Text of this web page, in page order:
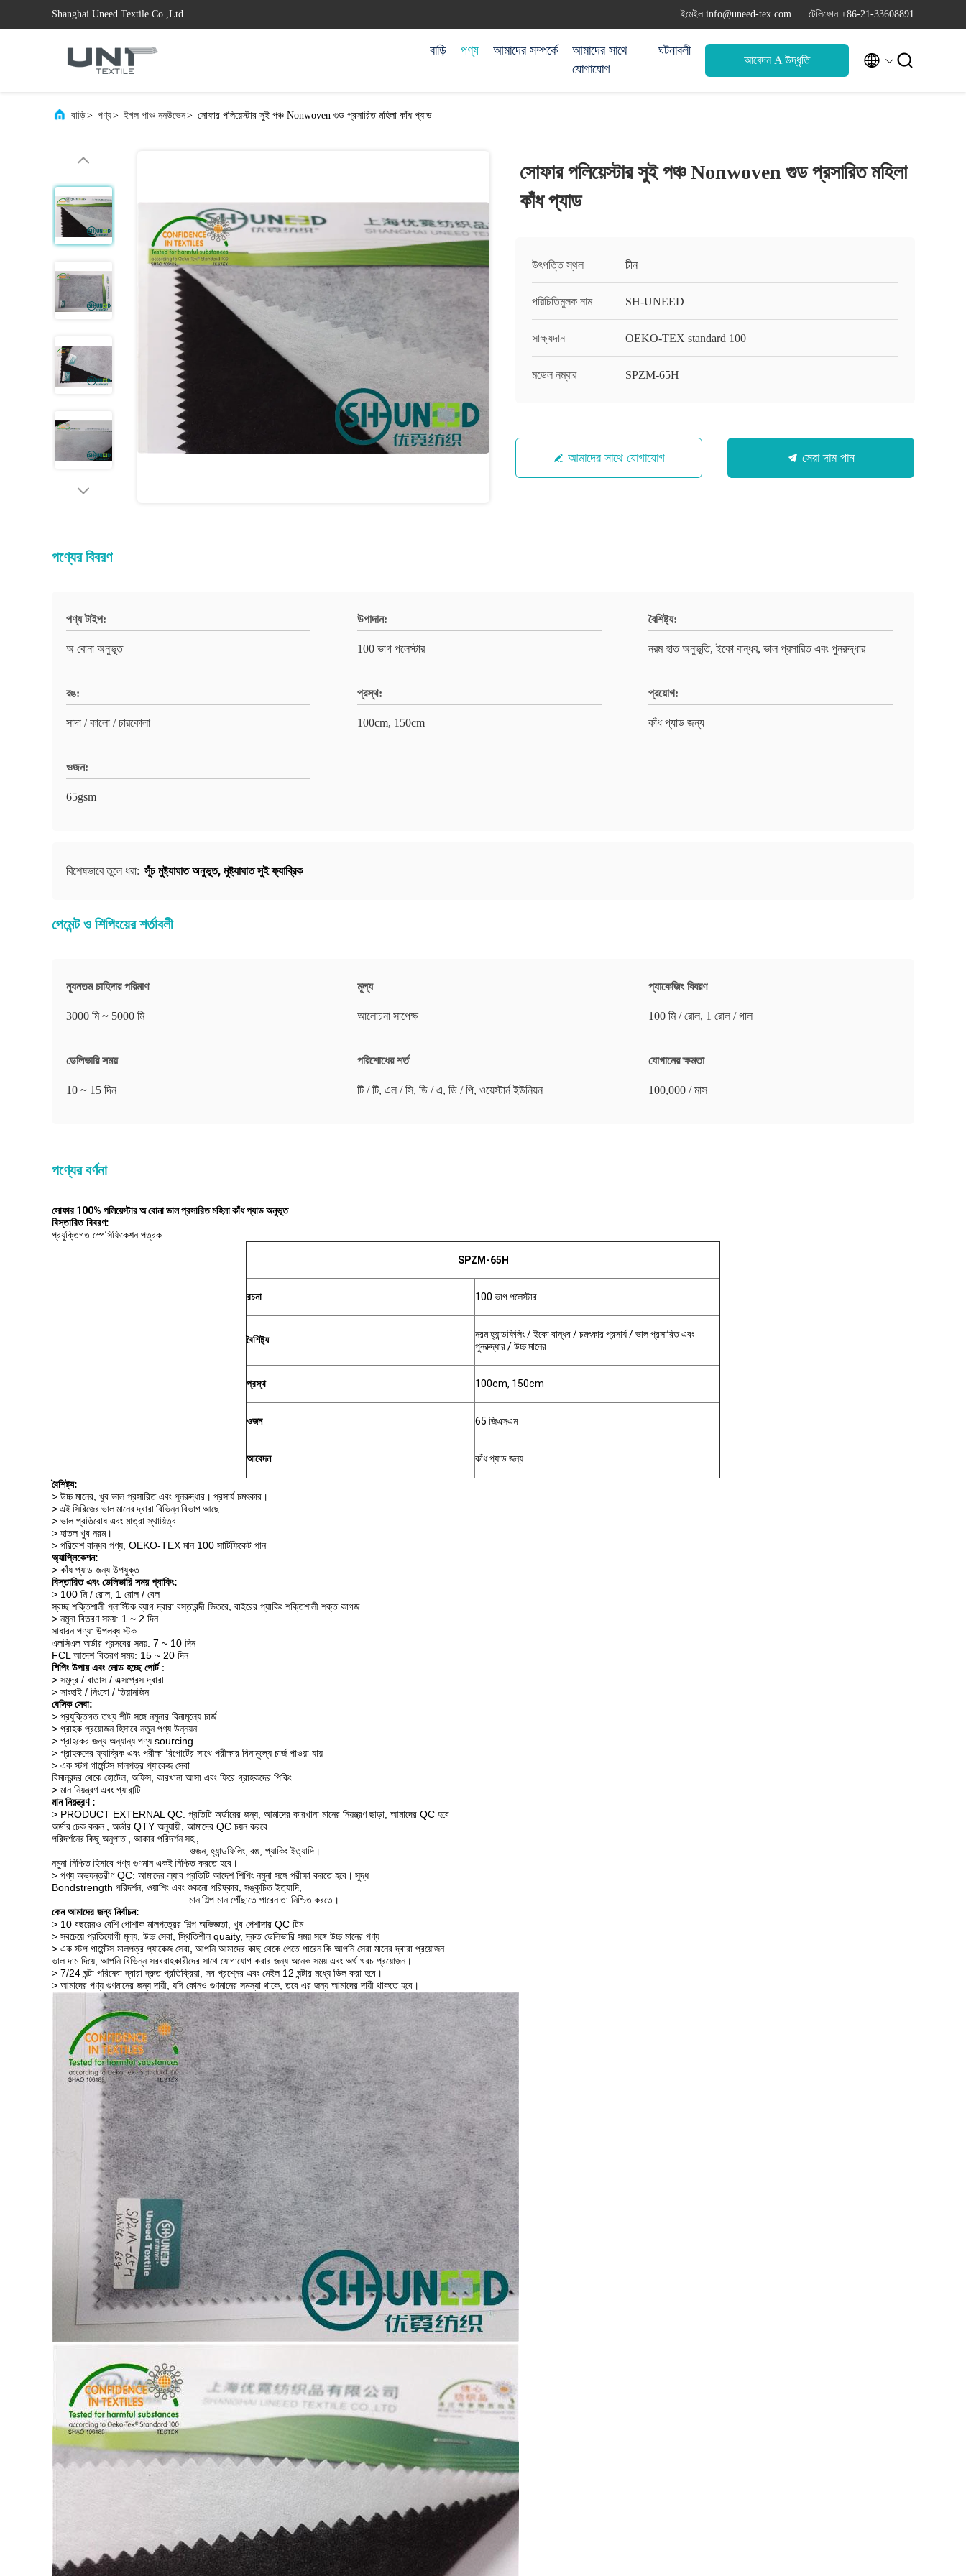
Shanghai Uneed Textile Co.,Ltd ইমেইল info@uneed-tex.com টেলিফোন +86-21-33608891
বাড়ি পণ্য আমাদের সম্পর্কে
আমাদের সাথে
যোগাযোগ
ঘটনাবলী
আবেদন A উদ্ধৃতি  
বাড়ি> পণ্য> ইগল পাঞ্চ ননউভেন> সোফার পলিয়েস্টার সুই পঞ্চ Nonwoven গুড প্রসারিত মহিলা কাঁধ প্যাড
সোফার পলিয়েস্টার সুই পঞ্চ Nonwoven গুড প্রসারিত মহিলা
কাঁধ প্যাড
উৎপত্তি স্থল চীন
পরিচিতিমুলক নাম SH-UNEED
সাক্ষ্যদান OEKO-TEX standard 100
মডেল নম্বার SPZM-65H
আমাদের সাথে যোগাযোগ সেরা দাম পান
পণ্যের বিবরণ
পণ্য টাইপ:
অ বোনা অনুভূত
উপাদান:
100 ভাগ পলেস্টার
বৈশিষ্ট্য:
নরম হাত অনুভূতি, ইকো বান্ধব, ভাল প্রসারিত এবং পুনরুদ্ধার
রঙ:
সাদা / কালো / চারকোলা
প্রস্থ:
100cm, 150cm
প্রয়োগ:
কাঁধ প্যাড জন্য
ওজন:
65gsm
বিশেষভাবে তুলে ধরা: সূঁচ মুষ্ট্যাঘাত অনুভূত, মুষ্ট্যাঘাত সুই ফ্যাব্রিক
পেমেন্ট ও শিপিংয়ের শর্তাবলী
ন্যূনতম চাহিদার পরিমাণ
3000 মি ~ 5000 মি
মূল্য
আলোচনা সাপেক্ষ
প্যাকেজিং বিবরণ
100 মি / রোল, 1 রোল / গাল
ডেলিভারি সময়
10 ~ 15 দিন
পরিশোধের শর্ত
টি / টি, এল / সি, ডি / এ, ডি / পি, ওয়েস্টার্ন ইউনিয়ন
যোগানের ক্ষমতা
100,000 / মাস
পণ্যের বর্ণনা
সোফার 100% পলিয়েস্টার অ বোনা ভাল প্রসারিত মহিলা কাঁধ প্যাড অনুভূত
বিস্তারিত বিবরণ:
প্রযুক্তিগত স্পেসিফিকেশন পত্রক
SPZM-65H
রচনা 100 ভাগ পলেস্টার
বৈশিষ্ট্য
নরম হ্যান্ডফিলিং / ইকো বান্ধব / চমৎকার প্রসার্য / ভাল প্রসারিত এবং
পুনরুদ্ধার / উচ্চ মানের
প্রস্থ 100cm, 150cm
ওজন 65 জিএসএম
আবেদন কাঁধ প্যাড জন্য
বৈশিষ্ট্য:
> উচ্চ মানের, খুব ভাল প্রসারিত এবং পুনরুদ্ধার। প্রসার্য চমৎকার।
>এই সিরিজের ভাল মানের দ্বারা বিভিন্ন বিভাগ আছে
> ভাল প্রতিরোধ এবং মাত্রা স্থায়িত্ব
> হাতল খুব নরম।
> পরিবেশ বান্ধব পণ্য, OEKO-TEX মান 100 সার্টিফিকেট পান
অ্যাপ্লিকেশন:
> কাঁধ প্যাড জন্য উপযুক্ত
বিস্তারিত এবং ডেলিভারি সময় প্যাকিং:
> 100 মি / রোল, 1 রোল / বেল
স্বচ্ছ শক্তিশালী প্লাস্টিক ব্যাগ দ্বারা বস্তাবন্দী ভিতরে, বাইরের প্যাকিং শক্তিশালী শক্ত কাগজ
> নমুনা বিতরণ সময়: 1 ~ 2 দিন
সাধারন পণ্য: উপলব্ধ স্টক
এলসিএল অর্ডার প্রসবের সময়: 7 ~ 10 দিন
FCL আদেশ বিতরণ সময়: 15 ~ 20 দিন
শিপিং উপায় এবং লোড হচ্ছে পোর্ট:
> সমুদ্র / বাতাস / এক্সপ্রেস দ্বারা
> সাংহাই / নিংবো / তিয়ানজিন
বেসিক সেবা:
> প্রযুক্তিগত তথ্য শীট সঙ্গে নমুনার বিনামূল্যে চার্জ
> গ্রাহক প্রয়োজন হিসাবে নতুন পণ্য উন্নয়ন
> গ্রাহকের জন্য অন্যান্য পণ্য sourcing
> গ্রাহকদের ফ্যাব্রিক এবং পরীক্ষা রিপোর্টের সাথে পরীক্ষার বিনামূল্যে চার্জ পাওয়া যায়
> এক স্টপ গার্মেন্টস মালপত্র প্যাকেজ সেবা
বিমানবন্দর থেকে হোটেল, অফিস, কারখানা আসা এবং ফিরে গ্রাহকদের পিকিং
> মান নিয়ন্ত্রণ এবং গ্যারান্টি
মান নিয়ন্ত্রণ :
> PRODUCT EXTERNAL QC: প্রতিটি অর্ডারের জন্য, আমাদের কারখানা মানের নিয়ন্ত্রণ ছাড়া, আমাদের QC হবে
অর্ডারচেক করুন
, অর্ডার QTY অনুযায়ী, আমাদের QC চয়ন করবে
পরিদর্শনেরকিছু অনুপাত , আকার পরিদর্শনসহ
ওজন, হ্যান্ডফিলিং, রঙ, প্যাকিং ইত্যাদি।
নমুনা নিশ্চিতহিসাবে পণ্য গুণমান একইনিশ্চিত করতে হবে।
> পণ্য অভ্যন্তরীণ QC: আমাদের ল্যাব প্রতিটি আদেশ শিপিং নমুনা সঙ্গে পরীক্ষা করতে হবে। সুদ্ধ
Bondstrength পরিদর্শন, ওয়াশিং এবং শুকনো পরিষ্কার, সঙ্কুচিত ইত্যাদি,
মানশিল্প মান পৌঁছাতে পারেনতা নিশ্চিতকরতে।
কেন আমাদের জন্য নির্বাচন:
> 10 বছরেরও বেশি পোশাক মালপত্রের শিল্প অভিজ্ঞতা, খুব পেশাদার QC টিম
> সবচেয়ে প্রতিযোগী মূল্য, উচ্চ সেবা, স্থিতিশীল quaity, দ্রুত ডেলিভারি সময় সঙ্গে উচ্চ মানের পণ্য
> এক স্টপ গার্মেন্টস মালপত্র প্যাকেজ সেবা, আপনি আমাদের কাছ থেকে পেতে পারেনকি আপনি সেরা মানের দ্বারা প্রয়োজন
ভাল দাম দিয়ে, আপনি বিভিন্ন সরবরাহকারীদের সাথে যোগাযোগ করার জন্য অনেক সময় এবং অর্থ খরচ প্রয়োজন।
> 7/24 ঘন্টা পরিষেবা দ্বারা দ্রুত প্রতিক্রিয়া, সব প্রশ্নের এবং মেইল ​​12 ঘন্টার মধ্যে ডিল করা হবে।
> আমাদের পণ্য গুণমানের জন্য দায়ী, যদি কোনও গুণমানের সমস্যা থাকে, তবে এর জন্য আমাদের দায়ী থাকতে হবে।